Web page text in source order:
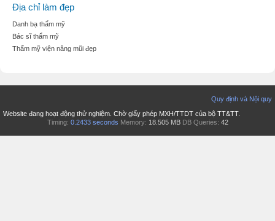
Địa chỉ làm đẹp
Danh bạ thẩm mỹ
Bác sĩ thẩm mỹ
Thẩm mỹ viện nâng mũi đẹp
Quy định và Nội quy
Website đang hoạt động thử nghiệm. Chờ giấy phép MXH/TTDT của bộ TT&TT.
Timing: 0.2433 seconds Memory: 18.505 MB DB Queries: 42